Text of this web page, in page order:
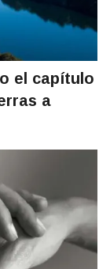
el capítulo
a